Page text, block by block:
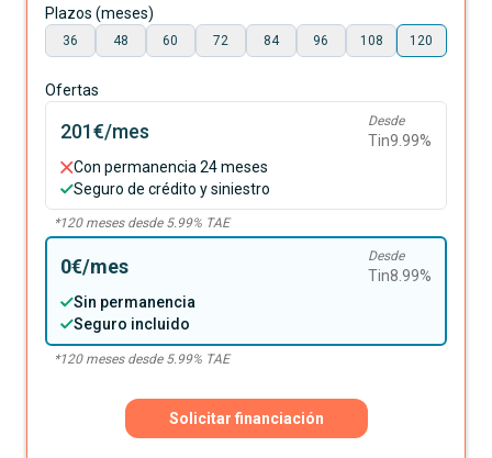
Plazos (meses)
36 48 60 72 84 96 108 120
Ofertas
201€/mes Desde
Tin9.99%
Con permanencia 24 meses
Seguro de crédito y siniestro
*120meses desde 5.99% TAE
0€/mes Desde
Tin8.99%
Sin permanencia
Seguro incluido
*120meses desde 5.99% TAE
Solicitar financiación